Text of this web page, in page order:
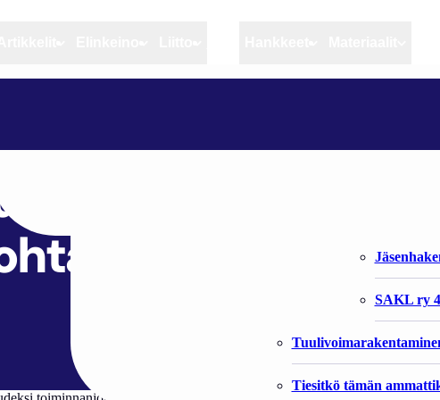
Artikkelit Elinkeino
Rannikko ja
Elinkeinokalatalouden
Kalat ja kalatalous
Vahinkoeläimet
Tiesitkö tämän
Liitto
Liiton
SAKL ry
liiton